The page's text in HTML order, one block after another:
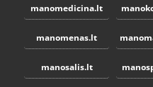
manomedicina.lt
manomenas.lt
manosalis.lt